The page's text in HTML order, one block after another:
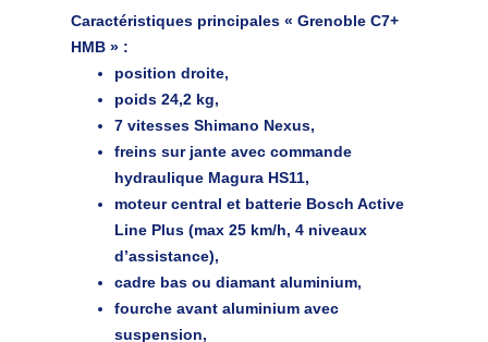
Caractéristiques principales « Grenoble C7+
HMB »:
position droite,
poids 24,2 kg,
7 vitesses Shimano Nexus,
freins sur jante avec commande
hydraulique Magura HS11,
moteur central et batterie Bosch Active
Line Plus (max 25 km/h, 4 niveaux
d’assistance),
cadre bas ou diamant aluminium,
fourche avant aluminium avec
suspension,